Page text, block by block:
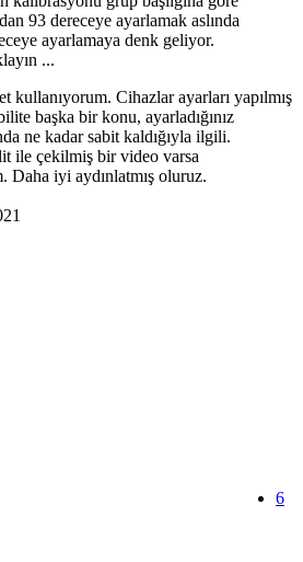
93 dereceye ayarlamak aslında
ayarlamaya denk geliyor.
...
kullanıyorum. Cihazlar ayarları yapılmış
başka bir konu, ayarladığınız
ne kadar sabit kaldığıyla ilgili.
ile çekilmiş bir video varsa
Daha iyi aydınlatmış oluruz.
6